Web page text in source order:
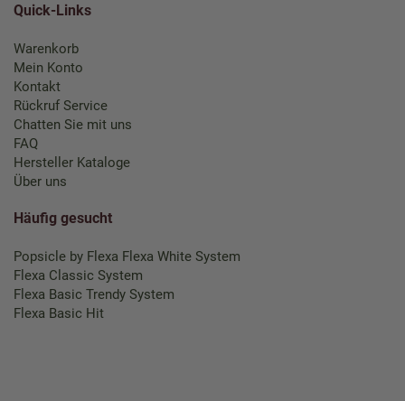
Quick-Links
Warenkorb
Mein Konto
Kontakt
Rückruf Service
Chatten Sie mit uns
FAQ
Hersteller Kataloge
Über uns
Häufig gesucht
Popsicle by Flexa Flexa White System
Flexa Classic System
Flexa Basic Trendy System
Flexa Basic Hit